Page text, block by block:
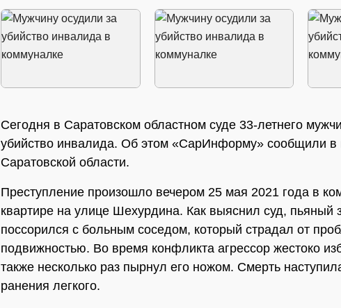
Сегодня в Саратовском областном суде 33-летнего
убийство инвалида. Об этом «СарИнформу» сообщили в
Саратовской области.
Преступление произошло вечером 25 мая 2021 года в
квартире на улице Шехурдина. Как выяснил суд, пьяный
поссорился с больным соседом, который страдал от
подвижностью. Во время конфликта агрессор жестоко
также несколько раз пырнул его ножом. Смерть
ранения легкого.